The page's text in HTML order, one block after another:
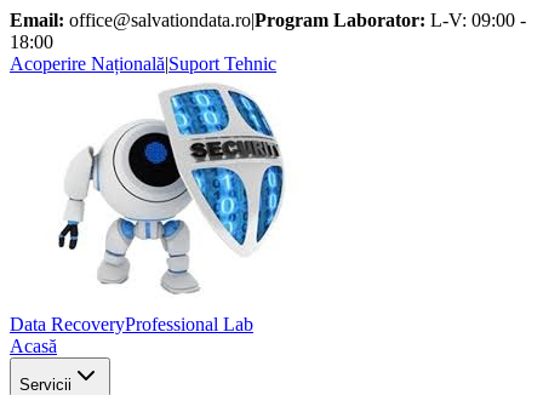
Email: office@salvationdata.ro|Program Laborator: L-V: 09:00 -
18:00
Acoperire Națională|Suport Tehnic
Data RecoveryProfessional Lab
Acasă
Servicii